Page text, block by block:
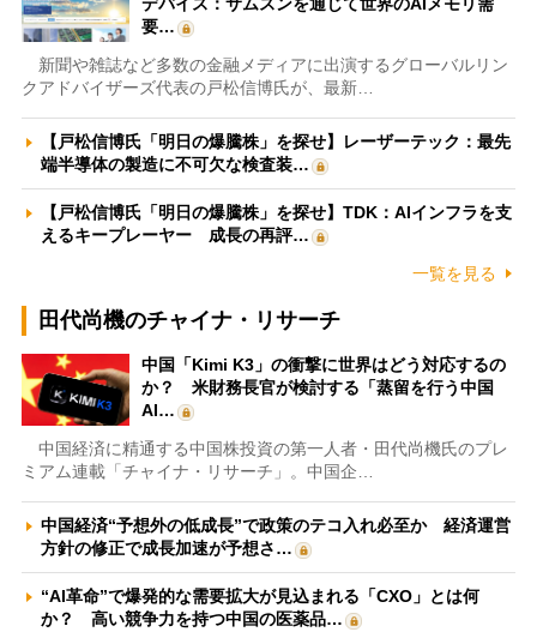
デバイス：サムスンを通じて世界のAIメモリ需
要…
新聞や雑誌など多数の金融メディアに出演するグローバルリン
クアドバイザーズ代表の戸松信博氏が、最新…
【戸松信博氏「明日の爆騰株」を探せ】レーザーテック：最先
端半導体の製造に不可欠な検査装…
【戸松信博氏「明日の爆騰株」を探せ】TDK：AIインフラを支
えるキープレーヤー 成長の再評…
一覧を見る
田代尚機のチャイナ・リサーチ
中国「Kimi K3」の衝撃に世界はどう対応するの
か？ 米財務長官が検討する「蒸留を行う中国
AI…
中国経済に精通する中国株投資の第一人者・田代尚機氏のプレ
ミアム連載「チャイナ・リサーチ」。中国企…
中国経済“予想外の低成長”で政策のテコ入れ必至か 経済運営
方針の修正で成長加速が予想さ…
“AI革命”で爆発的な需要拡大が見込まれる「CXO」とは何
か？ 高い競争力を持つ中国の医薬品…